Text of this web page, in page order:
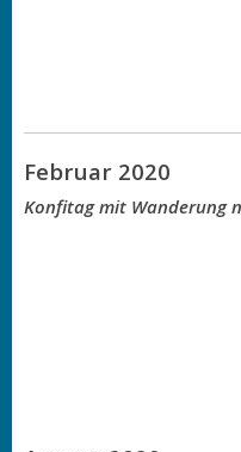
Februar 2020
Konfitag mit Wanderung